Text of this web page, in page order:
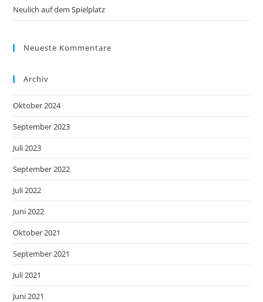
Neulich auf dem Spielplatz
Neueste Kommentare
Archiv
Oktober 2024
September 2023
Juli 2023
September 2022
Juli 2022
Juni 2022
Oktober 2021
September 2021
Juli 2021
Juni 2021